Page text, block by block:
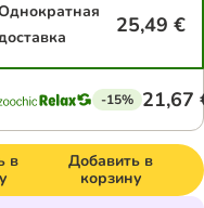
25,49 €
-15% 21,67
в
Добавить в
корзину